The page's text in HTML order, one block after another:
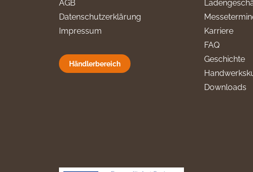
AGB
Datenschutzerklärung
Impressum
Händlerbereich
Karriere
FAQ
Geschichte
Downloads